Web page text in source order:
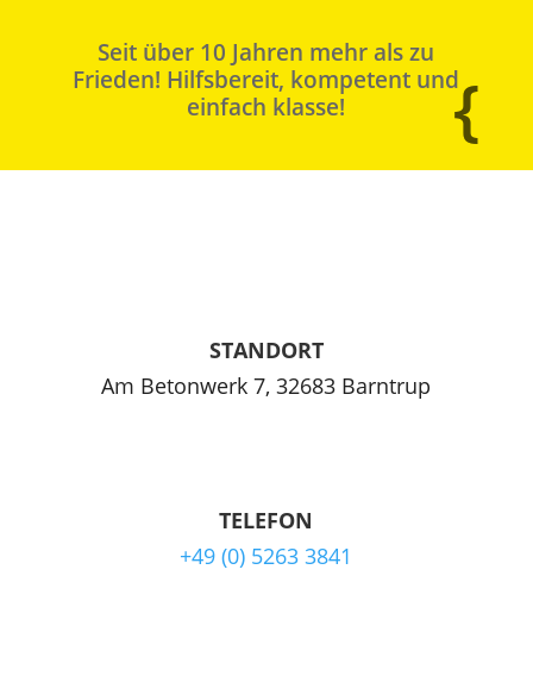
{
{
{
{
Seit über 10 Jahren mehr als zu
Frieden! Hilfsbereit, kompetent und
einfach klasse!
{
STANDORT
Am Betonwerk 7, 32683 Barntrup
TELEFON
+49 (0) 5263 3841